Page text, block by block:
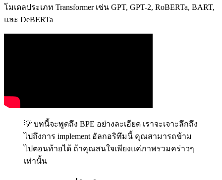
โมเดลประเภท Transformer เช่น GPT, GPT-2, RoBERTa, BART,
และ DeBERTa
💡 บทนี้จะพูดถึง BPE อย่างละเอียด เราจะเจาะลึกถึง
ไปถึงการ implement อัลกอริทึมนี้ คุณสามารถข้าม
ไปตอนท้ายได้ ถ้าคุณสนใจเพียงแค่ภาพรวมคร่าวๆ
เท่านั้น